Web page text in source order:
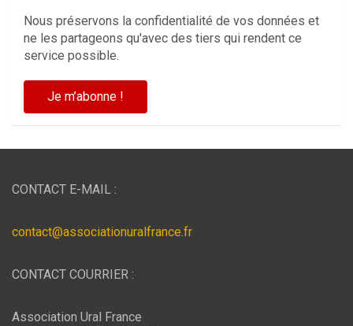
Nous préservons la confidentialité de vos données et
ne les partageons qu'avec des tiers qui rendent ce
service possible.
CONTACT E-MAIL :
contact@associationuralfrance.fr
CONTACT COURRIER :
Association Ural France